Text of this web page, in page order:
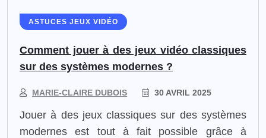
ASTUCES JEUX VIDÉO
Comment jouer à des jeux vidéo classiques
sur des systèmes modernes ?
MARIE-CLAIRE DUBOIS 30 AVRIL 2025
​Jouer à des jeux classiques sur des systèmes
modernes est tout à fait possible grâce à